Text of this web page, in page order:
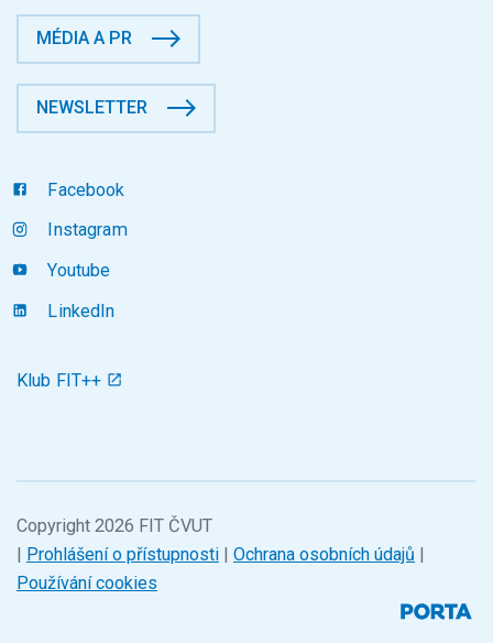
MÉDIA A PR
NEWSLETTER
Facebook
Instagram
Youtube
LinkedIn
Klub FIT++
Copyright 2026 FIT ČVUT
| Prohlášení o přístupnosti | Ochrana osobních údajů |
Používání cookies